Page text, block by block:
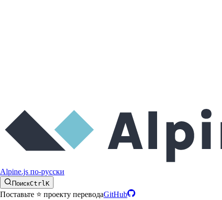
Alpine.js по-русски
ПоискCtrlK
Поставьте ⭐️ проекту переводаGitHub